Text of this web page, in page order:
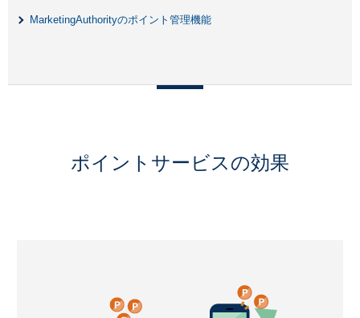
MarketingAuthorityのポイント管理機能
ポイントサービスの効果